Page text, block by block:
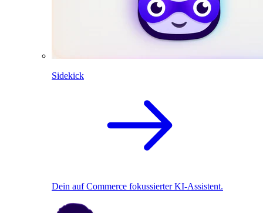
Sidekick
Dein auf Commerce fokussierter KI-Assistent.